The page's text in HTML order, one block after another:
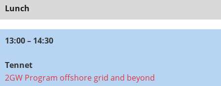
Lunch
13:00 – 14:30
Tennet
2GW Program offshore grid and beyond